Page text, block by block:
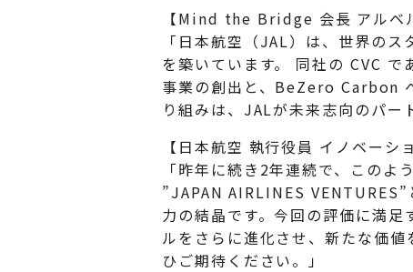
【Mind the Bridge 会長 アルベ
「日本航空（JAL）は、世界の
を築いています。 同社の CVC
事業の創出と、BeZero Carbon
り組みは、JALが未来志向のパー
【日本航空 執行役員 イノベーシ
「昨年に続き2年連続で、このよ
​”JAPAN AIRLINES
力の結晶です。今回の評価に満
ルをさらに進化させ、新たな価
ひご期待ください。」